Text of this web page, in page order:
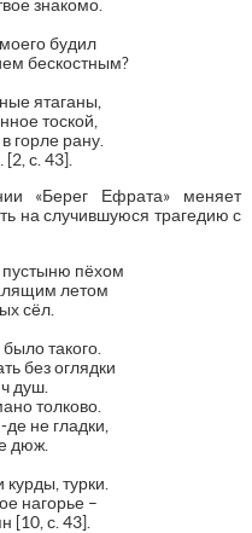
знакомо.
будил
бескостным?
ятаганы,
тоской,
горле рану.
с. 43].
«Берег Ефрата» меняет
на случившуюся трагедию с
пустыню пёхом
летом
сёл.
такого.
без оглядки
душ.
толково.
де не гладки,
дюж.
турки.
нагорье –
[10, с. 43].